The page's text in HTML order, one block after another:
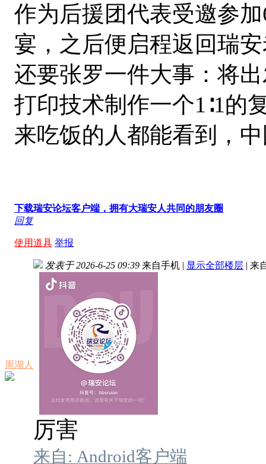
作为后援团代表受邀参
宴，之后便启程返回瑞
还要张罗一件大事：将
打印技术制作一个1∶1的
来吃饭的人都能看到，
下载瑞安论坛客户端，拥有大瑞安人共同的朋友圈
回复
使用道具 举报
周湖人
发表于 2026-6-25 09:39 来自手机 | 显示全部楼层 | 来
厉害
来自: Android客户端